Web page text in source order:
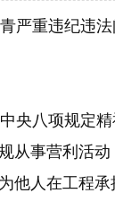
严重违纪违
央八项规定
从事营利活
他人在工程承